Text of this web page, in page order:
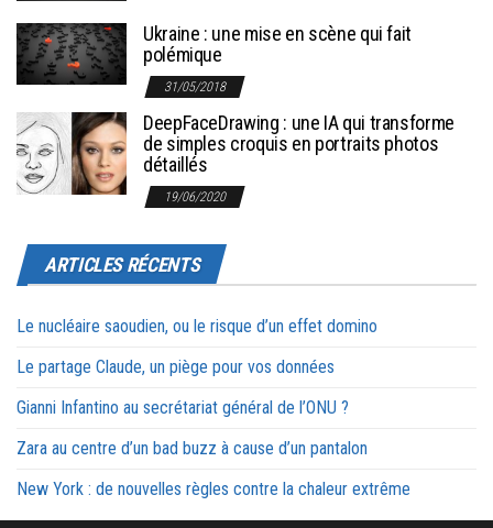
Ukraine : une mise en scène qui fait
polémique
31/05/2018
DeepFaceDrawing : une IA qui transforme
de simples croquis en portraits photos
détaillés
19/06/2020
ARTICLES RÉCENTS
Le nucléaire saoudien, ou le risque d’un effet domino
Le partage Claude, un piège pour vos données
Gianni Infantino au secrétariat général de l’ONU ?
Zara au centre d’un bad buzz à cause d’un pantalon
New York : de nouvelles règles contre la chaleur extrême